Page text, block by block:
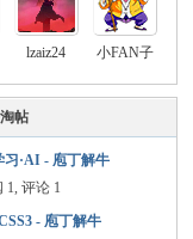
lzaiz24 小FAN子
帖
习·AI - 庖丁解牛
1, 评论 1
- 庖丁解牛